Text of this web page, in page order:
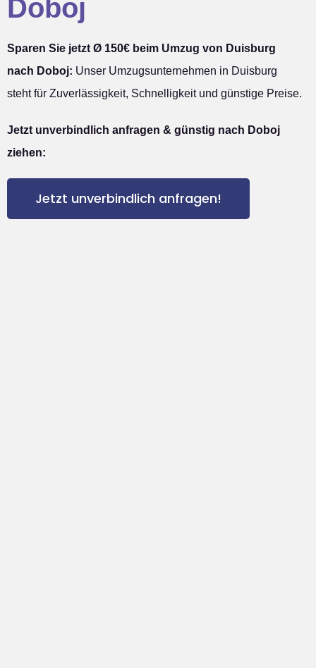
Doboj
Sparen Sie jetzt Ø 150€ beim Umzug von Duisburg
nach Doboj: Unser Umzugsunternehmen in Duisburg
steht für Zuverlässigkeit, Schnelligkeit und günstige Preise.
Jetzt unverbindlich anfragen & günstig nach Doboj
ziehen:
Jetzt unverbindlich anfragen!